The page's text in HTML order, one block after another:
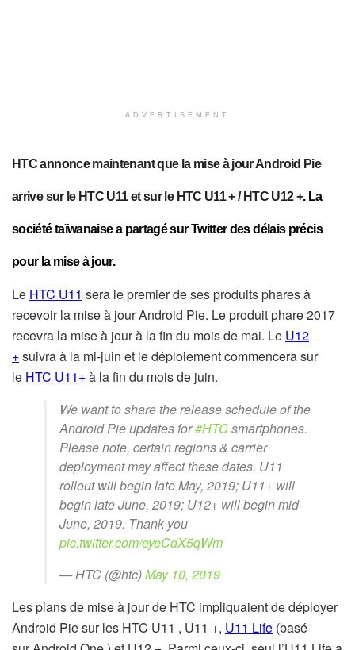
ADVERTISEMENT
HTC annonce maintenant que la mise à jour Android Pie
arrive sur le HTC U11 et sur le HTC U11 + / HTC U12 +. La
société taïwanaise a partagé sur Twitter des délais précis
pour la mise à jour.
Le HTC U11 sera le premier de ses produits phares à
recevoir la mise à jour Android Pie. Le produit phare 2017
recevra la mise à jour à la fin du mois de mai. Le U12
+suivra à la mi-juin et le déploiement commencera sur
le HTC U11+à la fin du mois de juin.
We want to share the release schedule of the
Android Pie updates for#HTCsmartphones.
Please note, certain regions & carrier
deployment may affect these dates. U11
rollout will begin late May, 2019; U11+ will
begin late June, 2019; U12+ will begin mid-
June, 2019. Thank you
pic.twitter.com/eyeCdX5qWm
— HTC (@htc)May 10, 2019
Les plans de mise à jour de HTC impliquaient de déployer
Android Pie sur les HTC U11 , U11 +, U11 Life (basé